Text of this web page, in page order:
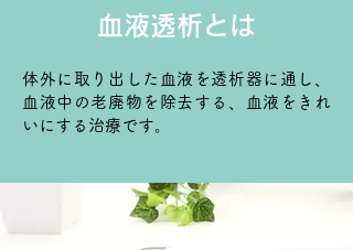
血液透析とは
体外に取り出した血液を透析器に通し、
血液中の老廃物を除去する、血液をきれ
いにする治療です。